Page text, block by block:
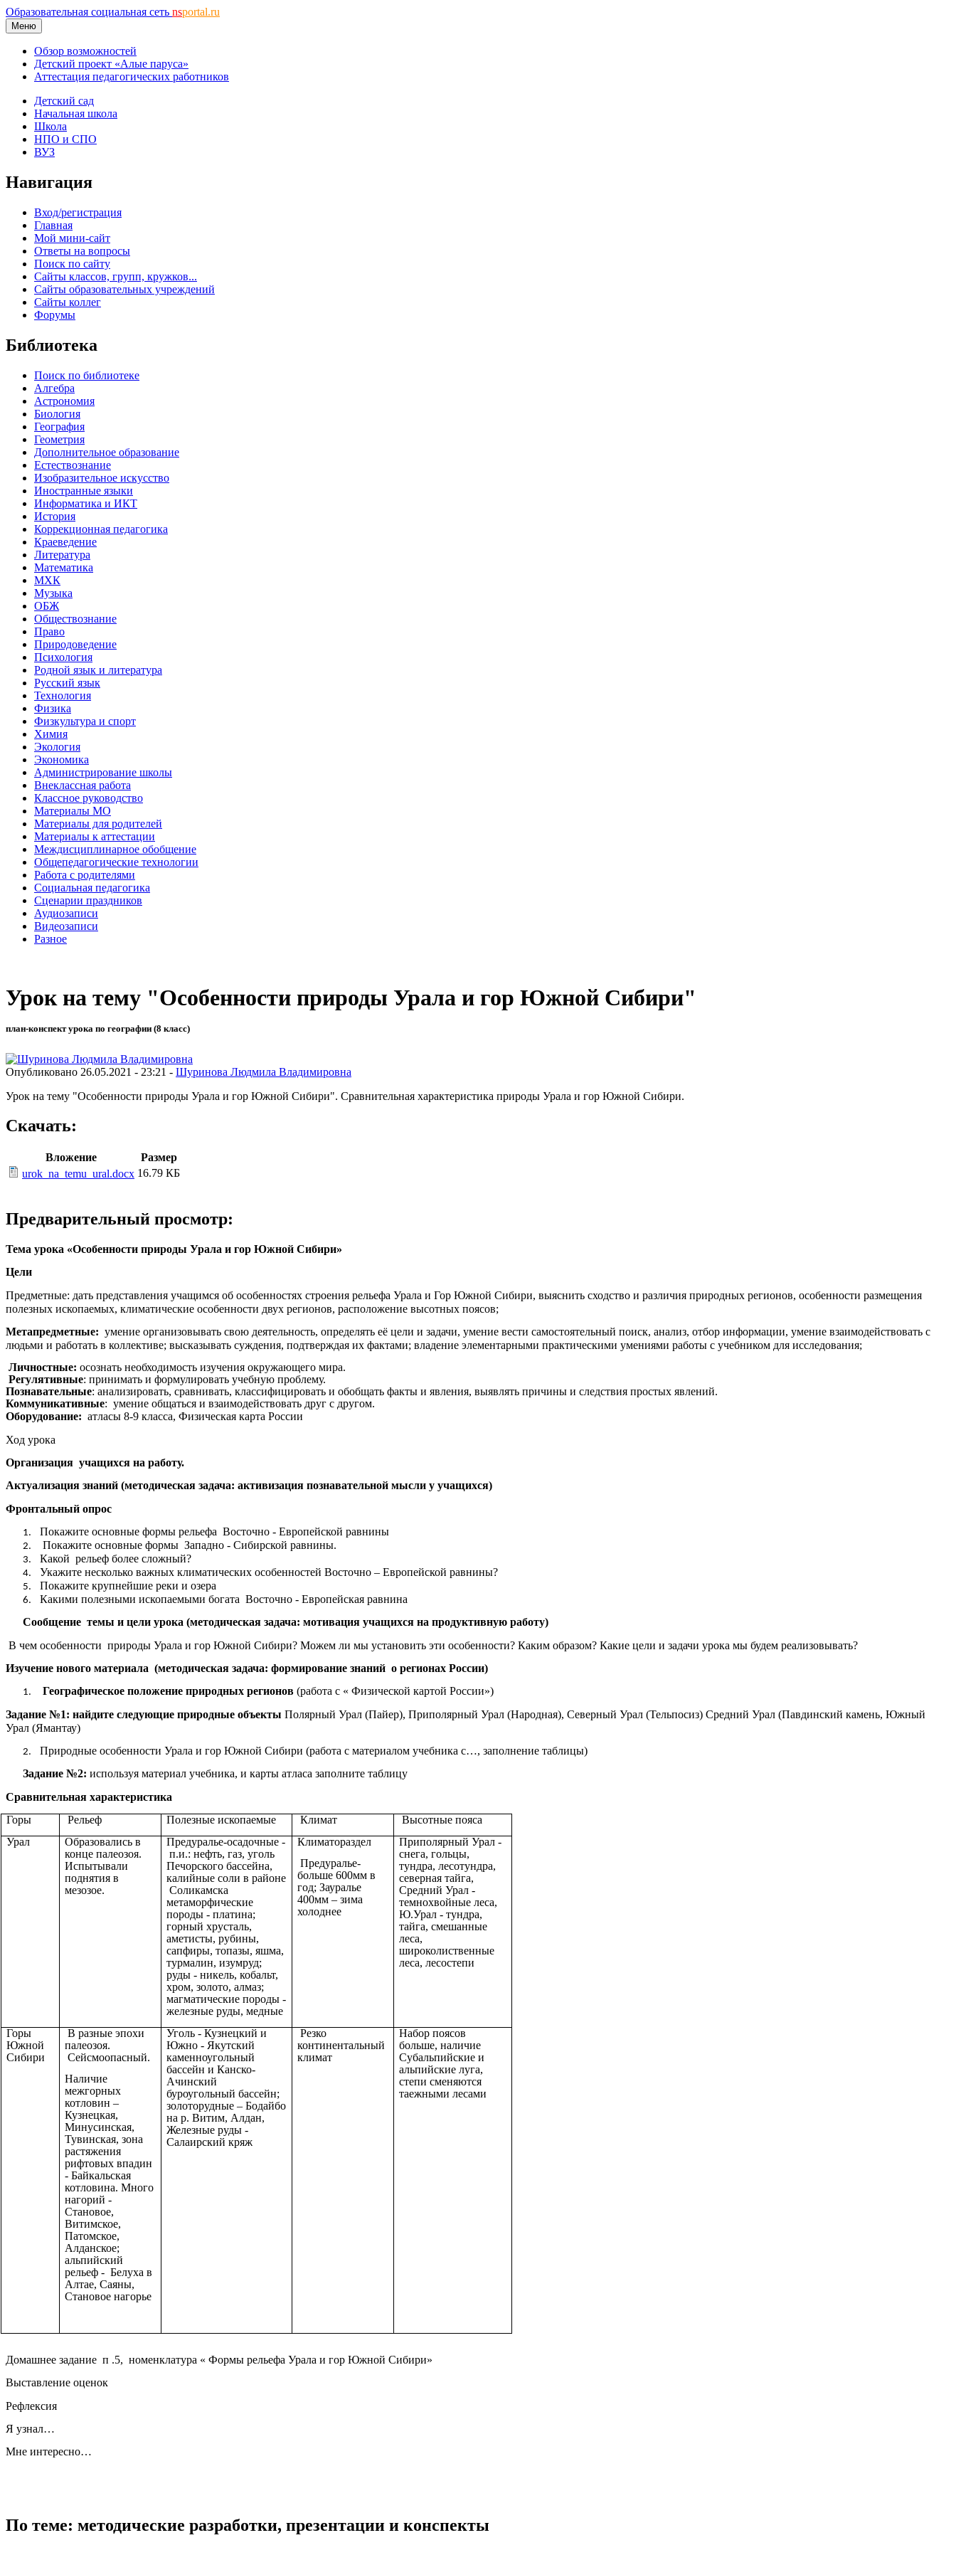
Образовательная социальная сеть nsportal.ru
Меню
Обзор возможностей
Детский проект «Алые паруса»
Аттестация педагогических работников
Детский сад
Начальная школа
Школа
НПО и СПО
ВУЗ
Навигация
Вход/регистрация
Главная
Мой мини-сайт
Ответы на вопросы
Поиск по сайту
Сайты классов, групп, кружков...
Сайты образовательных учреждений
Сайты коллег
Форумы
Библиотека
Поиск по библиотеке
Алгебра
Астрономия
Биология
География
Геометрия
Дополнительное образование
Естествознание
Изобразительное искусство
Иностранные языки
Информатика и ИКТ
История
Коррекционная педагогика
Краеведение
Литература
Математика
МХК
Музыка
ОБЖ
Обществознание
Право
Природоведение
Психология
Родной язык и литература
Русский язык
Технология
Физика
Физкультура и спорт
Химия
Экология
Экономика
Администрирование школы
Внеклассная работа
Классное руководство
Материалы МО
Материалы для родителей
Материалы к аттестации
Междисциплинарное обобщение
Общепедагогические технологии
Работа с родителями
Социальная педагогика
Сценарии праздников
Аудиозаписи
Видеозаписи
Разное
Урок на тему "Особенности природы Урала и гор Южной Сибири"
план-конспект урока по географии (8 класс)
Опубликовано 26.05.2021 - 23:21 - Шуринова Людмила Владимировна
Урок на тему "Особенности природы Урала и гор Южной Сибири". Сравнительная характеристика природы Урала и гор Южной Сибири.
Скачать:
Вложение
Размер
urok_na_temu_ural.docx 16.79 КБ
Предварительный просмотр:
Тема урока «Особенности природы Урала и гор Южной Сибири»
Цели
Предметные: дать представления учащимся об особенностях строения рельефа Урала и Гор Южной Сибири, выяснить сходство и различия природных регионов, особенности размещения
полезных ископаемых, климатические особенности двух регионов, расположение высотных поясов;
Метапредметные: умение организовывать свою деятельность, определять её цели и задачи, умение вести самостоятельный поиск, анализ, отбор информации, умение взаимодействовать с
людьми и работать в коллективе; высказывать суждения, подтверждая их фактами; владение элементарными практическими умениями работы с учебником для исследования;
Личностные: осознать необходимость изучения окружающего мира.
Регулятивные: принимать и формулировать учебную проблему.
Познавательные: анализировать, сравнивать, классифицировать и обобщать факты и явления, выявлять причины и следствия простых явлений.
Коммуникативные: умение общаться и взаимодействовать друг с другом.
Оборудование: атласы 8-9 класса, Физическая карта России
Ход урока
Организация учащихся на работу.
Актуализация знаний (методическая задача: активизация познавательной мысли у учащихся)
Фронтальный опрос
Покажите основные формы рельефа Восточно - Европейской равнины
Покажите основные формы Западно - Сибирской равнины.
Какой рельеф более сложный?
Укажите несколько важных климатических особенностей Восточно – Европейской равнины?
Покажите крупнейшие реки и озера
Какими полезными ископаемыми богата Восточно - Европейская равнина
Сообщение темы и цели урока (методическая задача: мотивация учащихся на продуктивную работу)
В чем особенности природы Урала и гор Южной Сибири? Можем ли мы установить эти особенности? Каким образом? Какие цели и задачи урока мы будем реализовывать?
Изучение нового материала (методическая задача: формирование знаний о регионах России)
Географическое положение природных регионов (работа с « Физической картой России»)
Задание №1: найдите следующие природные объекты Полярный Урал (Пайер), Приполярный Урал (Народная), Северный Урал (Тельпосиз) Средний Урал (Павдинский камень, Южный
Урал (Ямантау)
Природные особенности Урала и гор Южной Сибири (работа с материалом учебника с…, заполнение таблицы)
Задание №2: используя материал учебника, и карты атласа заполните таблицу
Сравнительная характеристика
Горы
Рельеф Полезные ископаемые Климат
Высотные пояса
Урал
Образовались в
конце палеозоя.
Испытывали
поднятия в
мезозое.
Предуралье-осадочные -
п.и.: нефть, газ, уголь
Печорского бассейна,
калийные соли в районе
Соликамска
метаморфические
породы - платина;
горный хрусталь,
аметисты, рубины,
сапфиры, топазы, яшма,
турмалин, изумруд;
руды - никель, кобальт,
хром, золото, алмаз;
магматические породы -
железные руды, медные
Климатораздел
Предуралье-
больше 600мм в
год; Зауралье
400мм – зима
холоднее
Приполярный Урал -
снега, гольцы,
тундра, лесотундра,
северная тайга,
Средний Урал -
темнохвойные леса,
Ю.Урал - тундра,
тайга, смешанные
леса,
широколиственные
леса, лесостепи
Горы
Южной
Сибири
В разные эпохи
палеозоя.
Сейсмоопасный.
Наличие
межгорных
котловин –
Кузнецкая,
Минусинская,
Тувинская, зона
растяжения
рифтовых впадин
- Байкальская
котловина. Много
нагорий -
Становое,
Витимское,
Патомское,
Алданское;
альпийский
рельеф - Белуха в
Алтае, Саяны,
Становое нагорье
Уголь - Кузнецкий и
Южно - Якутский
каменноугольный
бассейн и Канско-
Ачинский
буроугольный бассейн;
золоторудные – Бодайбо
на р. Витим, Алдан,
Железные руды -
Салаирский кряж
Резко
континентальный
климат
Набор поясов
больше, наличие
Субальпийские и
альпийские луга,
степи сменяются
таежными лесами
Домашнее задание п .5, номенклатура « Формы рельефа Урала и гор Южной Сибири»
Выставление оценок
Рефлексия
Я узнал…
Мне интересно…
По теме: методические разработки, презентации и конспекты